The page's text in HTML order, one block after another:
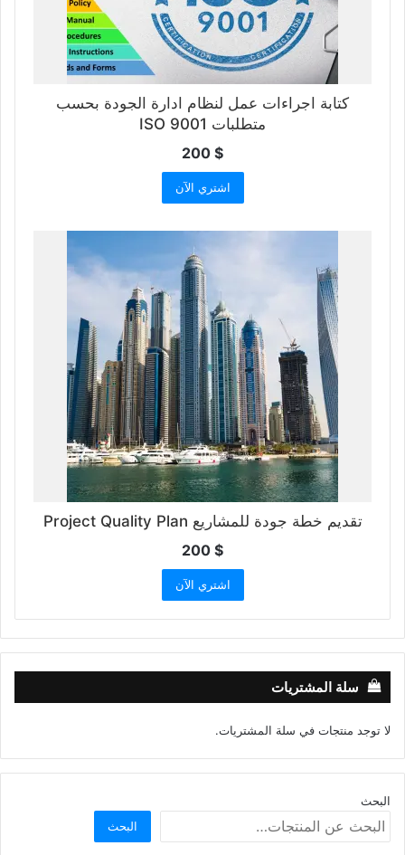
كتابة اجراءات عمل لنظام ادارة الجودة بحسب
متطلبات ISO 9001
200 $
اشتري الآن
تقديم خطة جودة للمشاريع Project Quality Plan
200 $
اشتري الآن
سلة المشتريات
لا توجد منتجات في سلة المشتريات.
البحث
البحث